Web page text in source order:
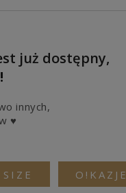
już dostępny,
innych,
♥
O!KAZJE